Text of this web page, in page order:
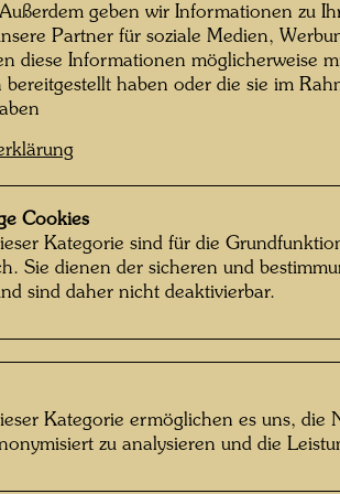
Aufforstung des
Kaurinui Tals
Hundertwassers
Aufforstung des
Kaurinui-Tals
Gusssteinfigur in
Hundertwassers
Kaurinui Valley
geben wir Informationen zu
Partner für soziale Medien,
diese Informationen möglicherweise
bereitgestellt haben oder die sie im
Cookies
Kategorie sind für die
Sie dienen der sicheren und
sind daher nicht deaktivierbar.
Kategorie ermöglichen es uns, die
zu analysieren und die